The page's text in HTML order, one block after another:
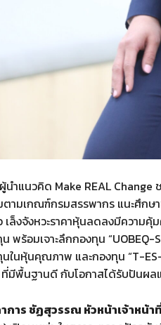
นำแนวคิด Make REAL
ตามเกณฑ์กรมสรรพากร แนะศึกษ
เล็งจังหวะราคาหุ้นลดลงมีควา
พร้อมเจาะลึกกองทุน “UOBEQ-
นในหุ้นคุณภาพ และกองทุน “T-
ที่มีพื้นฐานดี กับโอกาสได้รับปันผล
การ ชัฏสุวรรณ หัวหน้าเจ้าห